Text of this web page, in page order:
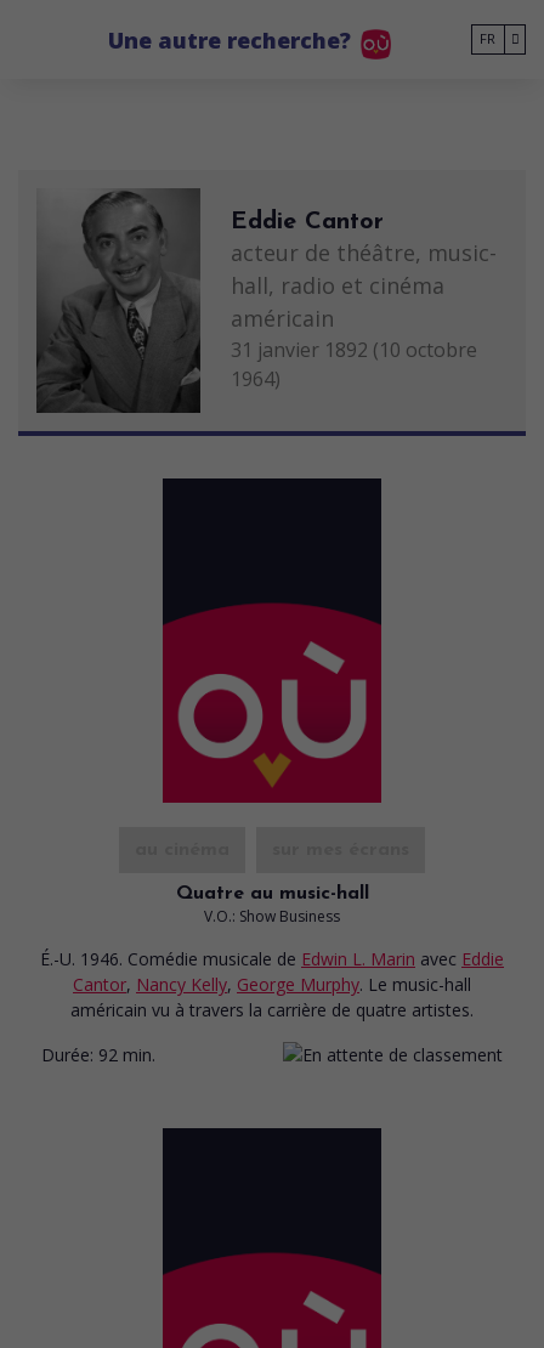
Une autre recherche? FR
Eddie Cantor
acteur de théâtre, music-
hall, radio et cinéma
américain
31 janvier 1892 (10 octobre
1964)
Quatre au music-hall
V.O.: Show Business
É.-U. 1946. Comédie musicale de Edwin L. Marin avec Eddie
Cantor, Nancy Kelly, George Murphy. Le music-hall
américain vu à travers la carrière de quatre artistes.
Durée: 92 min.